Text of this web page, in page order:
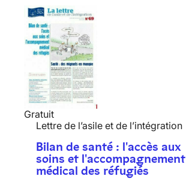
Gratuit
Lettre de l’asile et de l’intégration
Bilan de santé : l'accès aux
soins et l'accompagnement
médical des réfugiés